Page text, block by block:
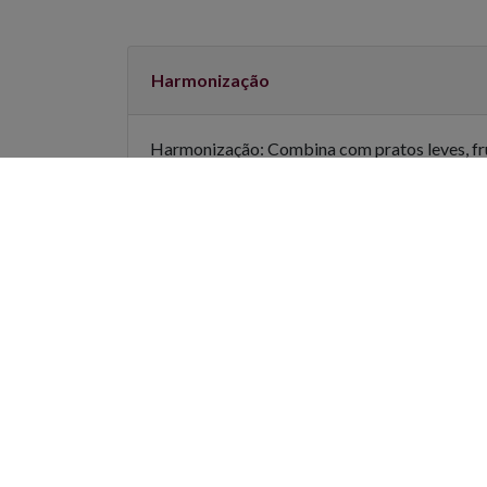
Harmonização
Harmonização: Combina com pratos leves,